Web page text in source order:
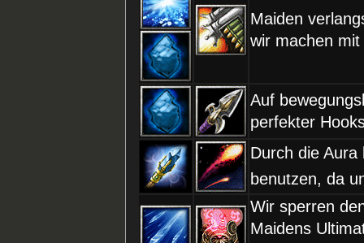
Maiden
wir machen
Auf
perfekter
Durch die
benutzen, da
Wir sperren
Maidens